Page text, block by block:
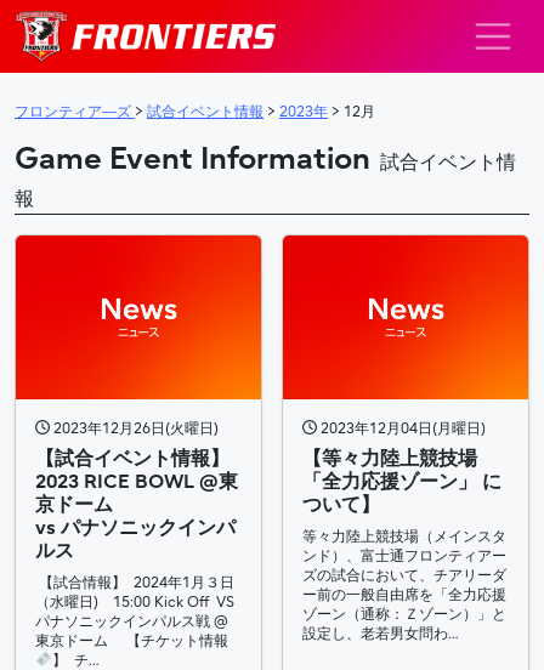
メインナビゲーション
フロンティア―ズ > 試合イベント情報 > 2023年 > 12月
Game Event Information 試合イベント情
報
2023年12月26日(火曜日)
【試合イベント情報】
2023 RICE BOWL @東
京ドーム
vs パナソニックインパ
ルス
【試合情報】 2024年1月３日
（水曜日) 15:00 Kick Off VS
パナソニックインパルス戦 @
東京ドーム 【チケット情報
】 チ…
2023年12月04日(月曜日)
【等々力陸上競技場
「全力応援ゾーン」 に
ついて】
等々力陸上競技場（メインスタ
ンド）、富士通フロンティアー
ズの試合において、チアリーダ
ー前の一般自由席を「全力応援
ゾーン（通称：Ｚゾーン）」と
設定し、老若男女問わ…